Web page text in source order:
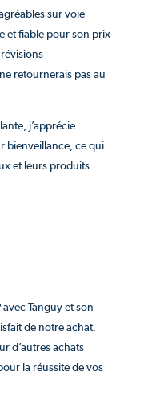
sur voie
et fiable pour son prix
retournerais pas au
j’apprécie
bienveillance, ce qui
et leurs produits.
Tanguy et son
de notre achat.
d’autres achats
la réussite de vos